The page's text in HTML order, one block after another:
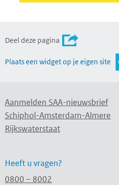
Deel deze pagina
Plaats een widget op je eigen site
Aanmelden SAA-nieuwsbrief
Schiphol-Amsterdam-Almere
Rijkswaterstaat
Heeft u vragen?
0800 – 8002